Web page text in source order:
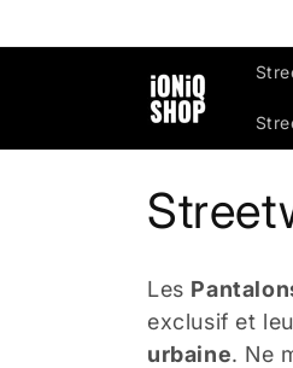
C
o
l
Les
exclusif et
urbaine. Ne